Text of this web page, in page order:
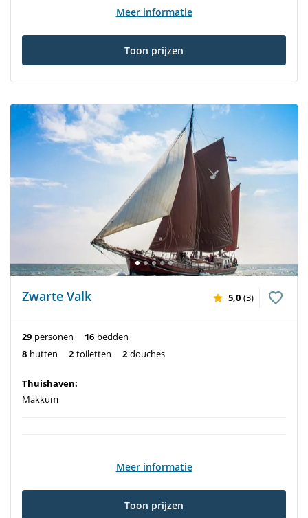
Meer informatie
Toon prijzen
Zwarte Valk 5,0 (3)
29 personen 16 bedden
8 hutten 2 toiletten 2 douches
Thuishaven:
Makkum
Meer informatie
Toon prijzen